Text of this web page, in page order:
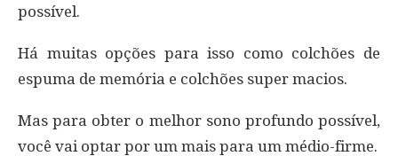
possível.
Há muitas opções para isso como colchões de
espuma de memória e colchões super macios.
Mas para obter o melhor sono profundo possível,
você vai optar por um mais para um médio-firme.